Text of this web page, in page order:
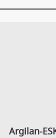
Argilan-